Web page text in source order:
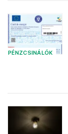
PÉNZCSINÁLÓK